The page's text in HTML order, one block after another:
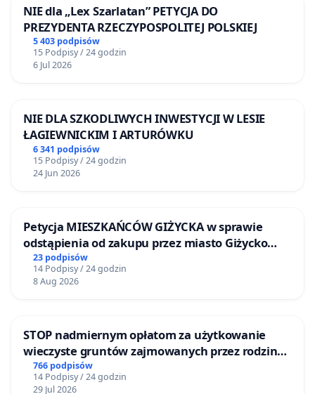
NIE dla „Lex Szarlatan” PETYCJA DO
PREZYDENTA RZECZYPOSPOLITEJ POLSKIEJ
5 403 podpisów
15 Podpisy / 24 godzin
6 Jul 2026
NIE DLA SZKODLIWYCH INWESTYCJI W LESIE
ŁAGIEWNICKIM I ARTURÓWKU
6 341 podpisów
15 Podpisy / 24 godzin
24 Jun 2026
Petycja MIESZKAŃCÓW GIŻYCKA w sprawie
odstąpienia od zakupu przez miasto Giżycko
nieruchomości położonej nad jeziorem Niegocin
23 podpisów
14 Podpisy / 24 godzin
8 Aug 2026
STOP nadmiernym opłatom za użytkowanie
wieczyste gruntów zajmowanych przez rodzinne
ogrody działkowe.
766 podpisów
14 Podpisy / 24 godzin
29 Jul 2026